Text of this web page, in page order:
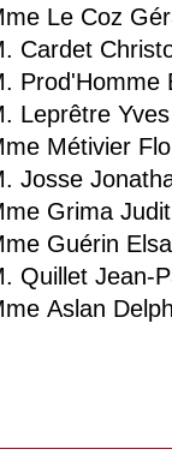
Le Coz
Cardet
Prod'Homme
Leprêtre Yves
Métivier
Josse
Grima
Guérin Elsa
Quillet Jean-
Aslan